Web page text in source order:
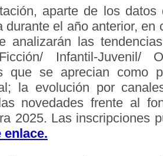
aparte de los datos
durante el año anterior, en
analizarán las
Infantil-Juvenil/
que se aprecian como
la evolución por
novedades frente al
2025. Las inscripciones
enlace.